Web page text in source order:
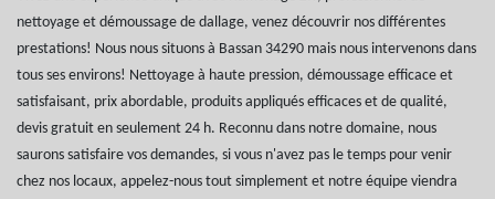
nettoyage et démoussage de dallage, venez découvrir nos différentes
prestations! Nous nous situons à Bassan 34290 mais nous intervenons dans
tous ses environs! Nettoyage à haute pression, démoussage efficace et
satisfaisant, prix abordable, produits appliqués efficaces et de qualité,
devis gratuit en seulement 24 h. Reconnu dans notre domaine, nous
saurons satisfaire vos demandes, si vous n'avez pas le temps pour venir
chez nos locaux, appelez-nous tout simplement et notre équipe viendra